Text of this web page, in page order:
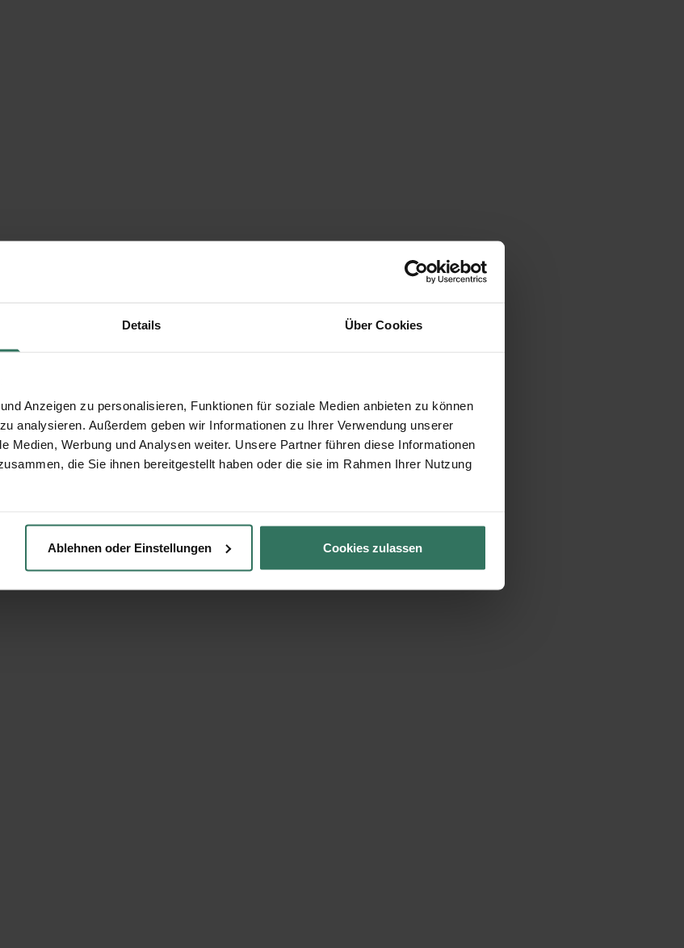
Details Über Cookies
Anzeigen zu personalisieren, Funktionen für soziale Medien anbieten zu können
analysieren. Außerdem geben wir Informationen zu Ihrer Verwendung unserer
Medien, Werbung und Analysen weiter. Unsere Partner führen diese Informationen
die Sie ihnen bereitgestellt haben oder die sie im Rahmen Ihrer Nutzung
Ablehnen oder Einstellungen Cookies zulassen